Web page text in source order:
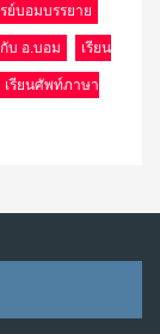
ย์บอมบรรยาย
บ อ.บอม เรียน
เรียนศัพท์ภาษา